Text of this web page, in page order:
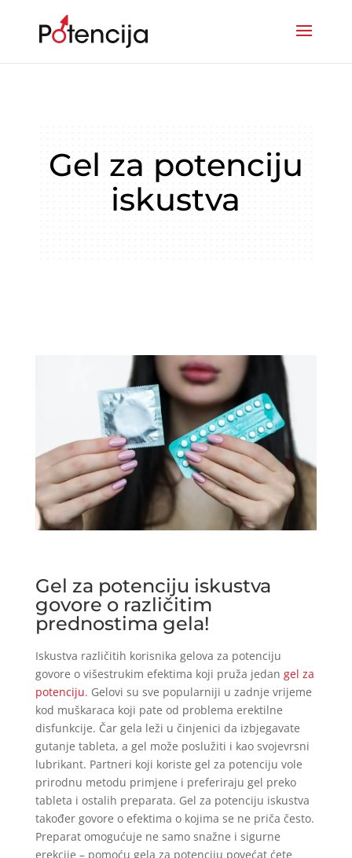
Gel za potenciju
iskustva
Gel za potenciju iskustva
govore o različitim
prednostima gela!
Iskustva različitih korisnika gelova za potenciju
govore o višestrukim efektima koji pruža jedan gel za
potenciju. Gelovi su sve popularniji u zadnje vrijeme
kod muškaraca koji pate od problema erektilne
disfunkcije. Čar gela leži u činjenici da izbjegavate
gutanje tableta, a gel može poslužiti i kao svojevrsni
lubrikant. Partneri koji koriste gel za potenciju vole
prirodnu metodu primjene i preferiraju gel preko
tableta i ostalih preparata. Gel za potenciju iskustva
također govore o efektima o kojima se ne priča često.
Preparat omogućuje ne samo snažne i sigurne
erekcije – pomoću gela za potenciju povećat ćete